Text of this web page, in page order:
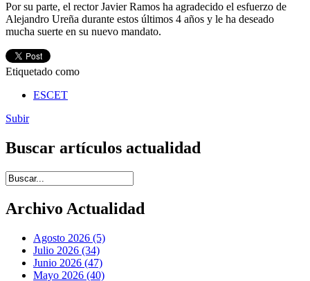
Por su parte, el rector Javier Ramos ha agradecido el esfuerzo de
Alejandro Ureña durante estos últimos 4 años y le ha deseado
mucha suerte en su nuevo mandato.
Etiquetado como
ESCET
Subir
Buscar artículos actualidad
Introduce términos de búsqueda
Archivo Actualidad
Agosto 2026 (5)
Julio 2026 (34)
Junio 2026 (47)
Mayo 2026 (40)